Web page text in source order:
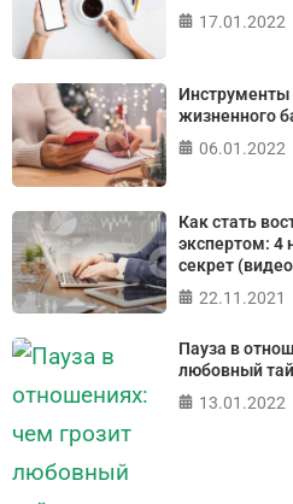
17.01.2022
Инструменты
жизненного
06.01.2022
Как стать
экспертом: 4
секрет
22.11.2021
Пауза в
любовный
13.01.2022